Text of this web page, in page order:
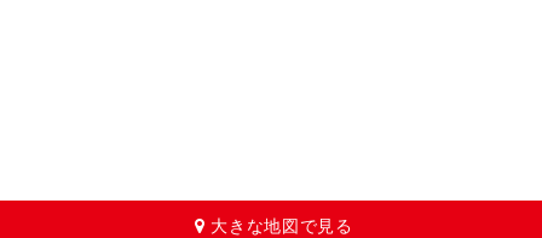
大きな地図で見る